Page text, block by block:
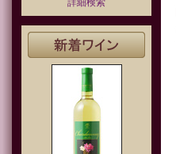
詳細検索